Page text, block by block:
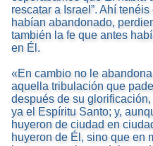
rescatar a Israel”. Ahí
habían abandonado,
también la fe que antes
en Él.
«En cambio no le
aquella tribulación que
después de su
ya el Espíritu Santo; y,
huyeron de ciudad en
huyeron de Él, sino que en